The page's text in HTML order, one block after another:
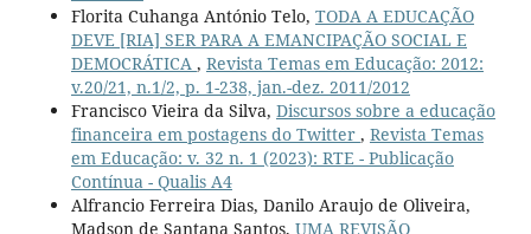
Florita Cuhanga António Telo, TODA A EDUCAÇÃO
DEVE [RIA] SER PARA A EMANCIPAÇÃO SOCIAL E
DEMOCRÁTICA , Revista Temas em Educação: 2012:
v.20/21, n.1/2, p. 1-238, jan.-dez. 2011/2012
Francisco Vieira da Silva, Discursos sobre a educação
financeira em postagens do Twitter , Revista Temas
em Educação: v. 32 n. 1 (2023): RTE - Publicação
Contínua - Qualis A4
Alfrancio Ferreira Dias, Danilo Araujo de Oliveira,
Madson de Santana Santos, UMA REVISÃO